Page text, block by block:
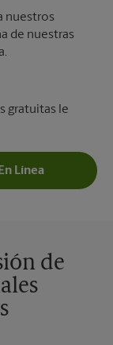
nuestros
de nuestras
gratuitas le
Línea
de